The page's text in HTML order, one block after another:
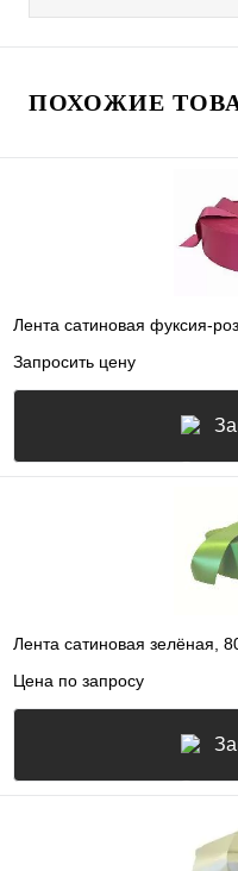
ПОХОЖИЕ
Лента сатиновая фуксия-
Запросить цену
Лента сатиновая зелёная,
Цена по запросу